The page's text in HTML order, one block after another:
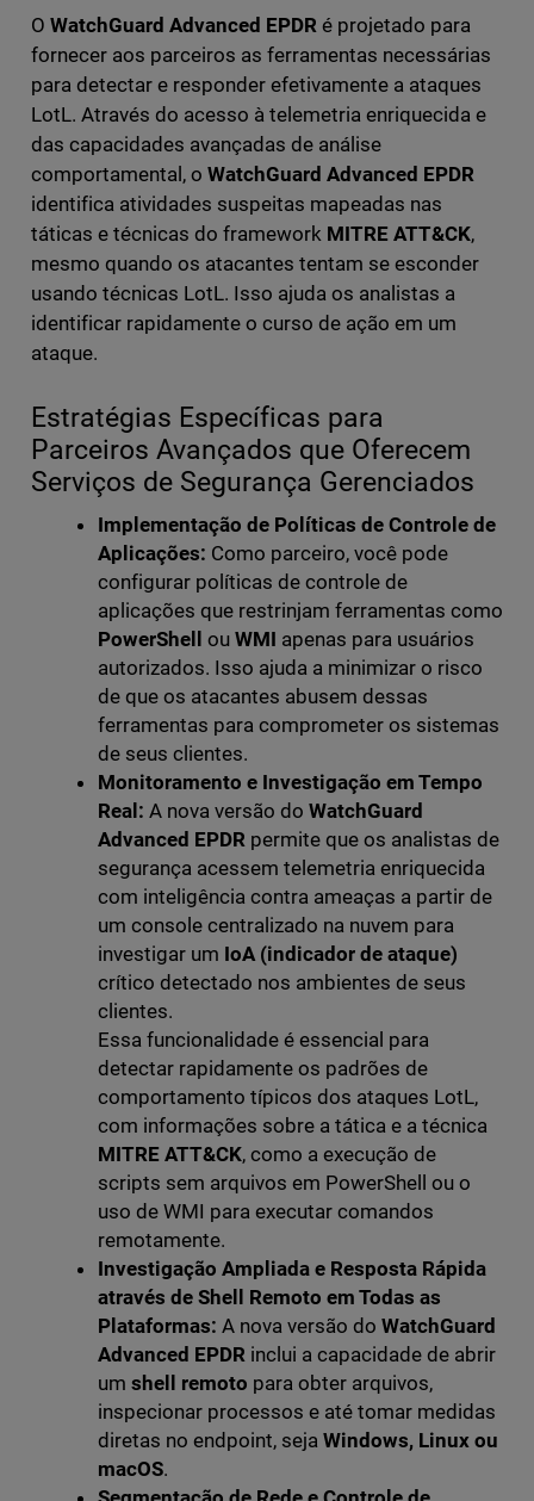
O WatchGuard Advanced EPDR é projetado para
fornecer aos parceiros as ferramentas necessárias
para detectar e responder efetivamente a ataques
LotL. Através do acesso à telemetria enriquecida e
das capacidades avançadas de análise
comportamental, o WatchGuard Advanced EPDR
identifica atividades suspeitas mapeadas nas
táticas e técnicas do framework MITRE ATT&CK,
mesmo quando os atacantes tentam se esconder
usando técnicas LotL. Isso ajuda os analistas a
identificar rapidamente o curso de ação em um
ataque.
Estratégias Específicas para
Parceiros Avançados que Oferecem
Serviços de Segurança Gerenciados
Implementação de Políticas de Controle de
Aplicações: Como parceiro, você pode
configurar políticas de controle de
aplicações que restrinjam ferramentas como
PowerShell ou WMI apenas para usuários
autorizados. Isso ajuda a minimizar o risco
de que os atacantes abusem dessas
ferramentas para comprometer os sistemas
de seus clientes.
Monitoramento e Investigação em Tempo
Real: A nova versão do WatchGuard
Advanced EPDR permite que os analistas de
segurança acessem telemetria enriquecida
com inteligência contra ameaças a partir de
um console centralizado na nuvem para
investigar um IoA (indicador de ataque)
crítico detectado nos ambientes de seus
clientes.
Essa funcionalidade é essencial para
detectar rapidamente os padrões de
comportamento típicos dos ataques LotL,
com informações sobre a tática e a técnica
MITRE ATT&CK, como a execução de
scripts sem arquivos em PowerShell ou o
uso de WMI para executar comandos
remotamente.
Investigação Ampliada e Resposta Rápida
através de Shell Remoto em Todas as
Plataformas: A nova versão do WatchGuard
Advanced EPDR inclui a capacidade de abrir
um shell remoto para obter arquivos,
inspecionar processos e até tomar medidas
diretas no endpoint, seja Windows, Linux ou
macOS.